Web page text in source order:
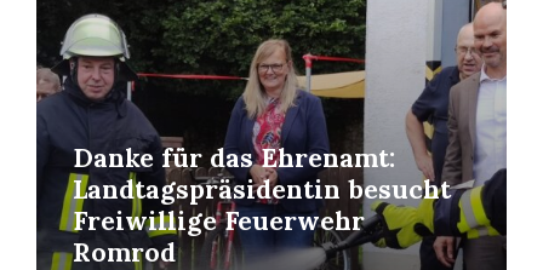
Danke für das Ehrenamt:
Landtagspräsidentin besucht
Freiwillige Feuerwehr
Romrod